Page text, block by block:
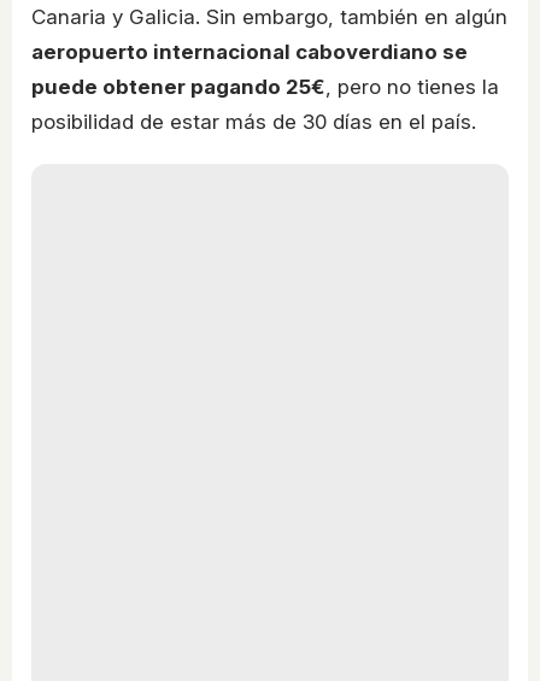
Canaria y Galicia. Sin embargo, también en algún
aeropuerto internacional caboverdiano se
puede obtener pagando 25€ , pero no tienes la
posibilidad de estar más de 30 días en el país.